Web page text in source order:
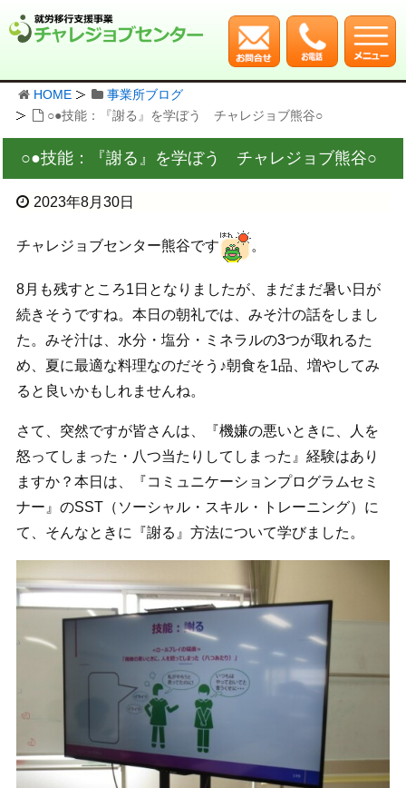
HOME
事業所ブログ
○●技能：『謝る』を学ぼう チャレジョブ熊谷○
○●技能：『謝る』を学ぼう チャレジョブ熊谷○
2023年8月30日
チャレジョブセンター熊谷です
8月も残すところ1日となりましたが、まだまだ暑い日が
続きそうですね。本日の朝礼では、みそ汁の話をしまし
た。みそ汁は、水分・塩分・ミネラルの3つが取れるた
め、夏に最適な料理なのだそう♪朝食を1品、増やしてみ
ると良いかもしれませんね。
さて、突然ですが皆さんは、『機嫌の悪いときに、人を
怒ってしまった・八つ当たりしてしまった』経験はあり
ますか？本日は、『コミュニケーションプログラムセミ
ナー』のSST（ソーシャル・スキル・トレーニング）に
て、そんなときに『謝る』方法について学びました。